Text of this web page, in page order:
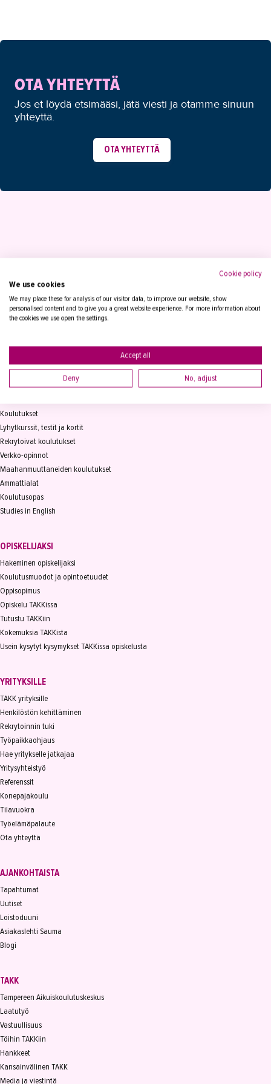
OTA YHTEYTTÄ
Jos et löydä etsimääsi, jätä viesti ja otamme sinuun
yhteyttä.
OTA YHTEYTTÄ
Tampereen Aikuiskoulutuskeskus
PL 15, 33821 Tampere
Vaihde03 2361 111
Koulutukset
Lyhytkurssit, testit ja kortit
Rekrytoivat koulutukset
Verkko-opinnot
Maahanmuuttaneiden koulutukset
Ammattialat
Koulutusopas
Studies in English
OPISKELIJAKSI
Hakeminen opiskelijaksi
Koulutusmuodot ja opintoetuudet
Oppisopimus
Opiskelu TAKKissa
Tutustu TAKKiin
Kokemuksia TAKKista
Usein kysytyt kysymykset TAKKissa opiskelusta
YRITYKSILLE
TAKK yrityksille
Henkilöstön kehittäminen
Rekrytoinnin tuki
Työpaikkaohjaus
Hae yritykselle jatkajaa
Yritysyhteistyö
Referenssit
Konepajakoulu
Tilavuokra
Työelämäpalaute
Ota yhteyttä
AJANKOHTAISTA
Tapahtumat
Uutiset
Loistoduuni
Asiakaslehti Sauma
Blogi
TAKK
Tampereen Aikuiskoulutuskeskus
Laatutyö
Vastuullisuus
Töihin TAKKiin
Hankkeet
Kansainvälinen TAKK
Media ja viestintä
Cookie policy
We use cookies
We may place these for analysis of our visitor data, to improve our website, show
personalised content and to give you a great website experience. For more information about
the cookies we use open the settings.
Accept all
Deny No, adjust